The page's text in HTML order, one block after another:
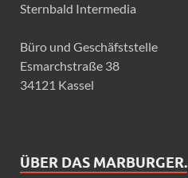
Sternbald Intermedia
Büro und Geschäfststelle
Esmarchstraße 38
34121 Kassel
ÜBER DAS MARBURGER.